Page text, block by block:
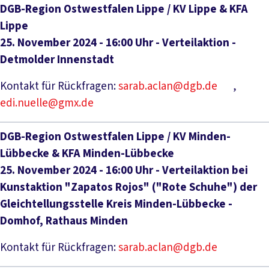
DGB-Region Ostwestfalen Lippe / KV Lippe & KFA
Lippe
25. November 2024 - 16:00 Uhr - Verteilaktion -
Detmolder Innenstadt
Kontakt für Rückfragen:sarab.aclan@dgb.de
,
edi.nuelle@gmx.de
DGB-Region Ostwestfalen Lippe / KV Minden-
Lübbecke & KFA Minden-Lübbecke
25. November 2024 - 16:00 Uhr - Verteilaktion bei
Kunstaktion "Zapatos Rojos" ("Rote Schuhe") der
Gleichtellungsstelle Kreis Minden-Lübbecke -
Domhof, Rathaus Minden
Kontakt für Rückfragen:sarab.aclan@dgb.de